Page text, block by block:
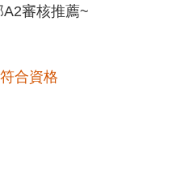
審核推薦~
合資格